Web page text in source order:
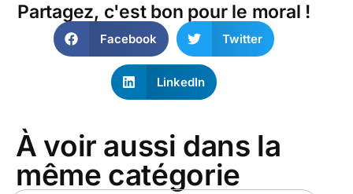
Partagez, c'est bon pour le moral !
Facebook Twitter
LinkedIn
À voir aussi dans la
même catégorie